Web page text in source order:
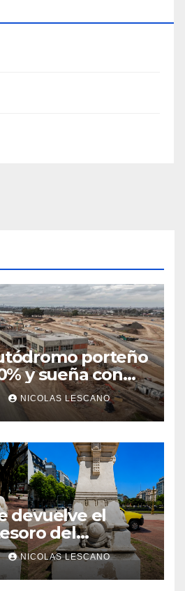
porteño
y sueña con
Fórmula 1
NICOLAS LESCANO
devuelve el
del
Plaza del
NICOLAS LESCANO